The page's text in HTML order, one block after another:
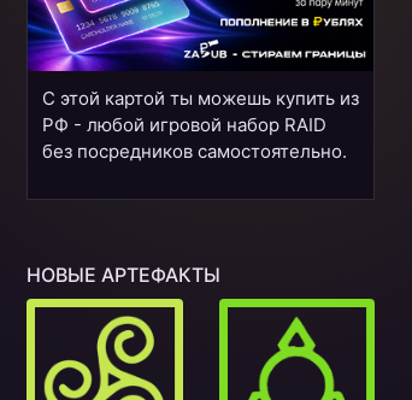
С этой картой ты можешь купить из
РФ - любой игровой набор RAID
без посредников самостоятельно.
НОВЫЕ АРТЕФАКТЫ